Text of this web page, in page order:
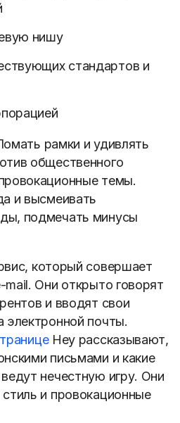
нишу
стандартов и
рамки и удивлять
общественного
темы.
и высмеивать
подмечать минусы
который совершает
Они открыто говорят
и вводят свои
электронной почты.
Hey рассказывают,
письмами и какие
нечестную игру. Они
и провокационные